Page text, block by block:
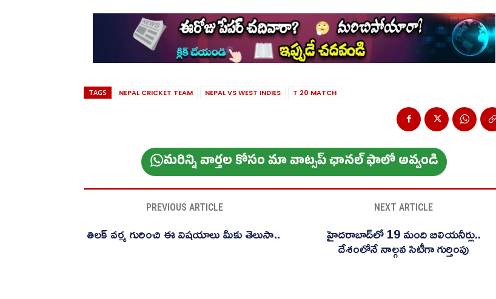
TAGS NEPAL CRICKET TEAM NEPAL VS WEST INDIES T 20 MATCH
మ‌రిన్ని వార్త‌ల కోసం మా వాట్స‌ప్ ఛాన‌ల్ ఫాలో అవ్వండి
PREVIOUS ARTICLE
తిలక్ వర్మ గురించి ఈ విషయాలు మీకు తెలుసా..
NEXT ARTICLE
హైదరాబాద్‌లో 19 మంది బిలియనీర్లు..
దేశంలోనే నాల్గవ సిటీగా గుర్తింపు